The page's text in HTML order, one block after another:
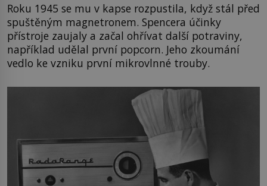
Roku 1945 se mu v kapse rozpustila, když stál před
spuštěným magnetronem. Spencera účinky
přístroje zaujaly a začal ohřívat další potraviny,
například udělal první popcorn. Jeho zkoumání
vedlo ke vzniku první mikrovlnné trouby.